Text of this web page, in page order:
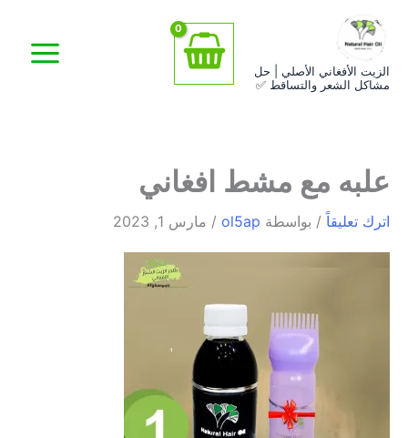
المحتوىالزيت الأفغاني الأصلي | حل
مشاكل الشعر والتساقط ✅
علبه مع مشط افغاني
اترك تعليقاً / بواسطة ol5ap
/ مارس 1, 2023